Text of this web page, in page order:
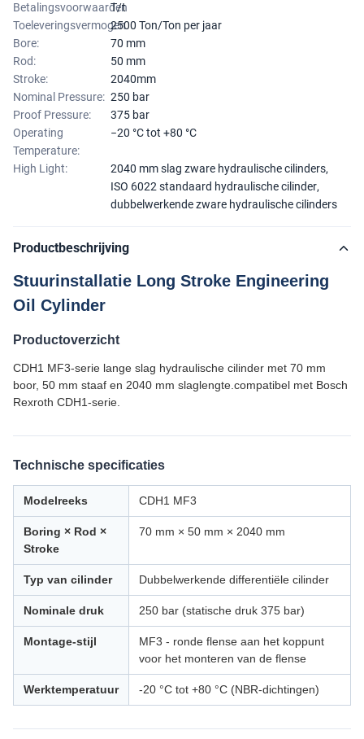
Betalingsvoorwaarden
T/t
Toeleveringsvermogen2500 Ton/Ton per jaar
Bore:
70 mm
Rod:
50 mm
Stroke:
2040mm
Nominal Pressure: 250 bar
Proof Pressure:
375 bar
Operating
Temperature:
−20 °C tot +80 °C
High Light: 2040 mm slag zware hydraulische cilinders,
ISO 6022 standaard hydraulische cilinder,
dubbelwerkende zware hydraulische cilinders
Productbeschrijving
Stuurinstallatie Long Stroke Engineering
Oil Cylinder
Productoverzicht
CDH1 MF3-serie lange slag hydraulische cilinder met 70 mm
boor, 50 mm staaf en 2040 mm slaglengte.compatibel met Bosch
Rexroth CDH1-serie.
Technische specificaties
Modelreeks CDH1 MF3
Boring × Rod ×
Stroke
70 mm × 50 mm × 2040 mm
Typ van cilinder Dubbelwerkende differentiële cilinder
Nominale druk 250 bar (statische druk 375 bar)
Montage-stijl
MF3 - ronde flense aan het koppunt
voor het monteren van de flense
Werktemperatuur -20 °C tot +80 °C (NBR-dichtingen)